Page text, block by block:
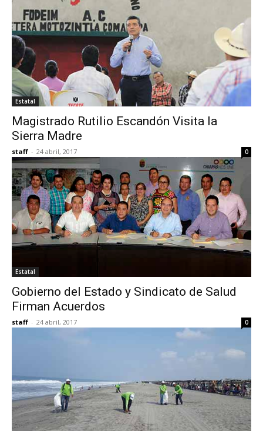
Estatal
Magistrado Rutilio Escandón Visita la
Sierra Madre
staff - 24 abril, 2017 0
Estatal
Gobierno del Estado y Sindicato de Salud
Firman Acuerdos
staff - 24 abril, 2017 0